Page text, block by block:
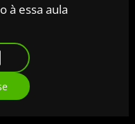
à essa aula